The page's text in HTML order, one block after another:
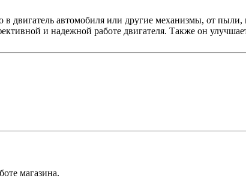
двигатель автомобиля или другие механизмы, от
и надежной работе двигателя. Также он
магазина.